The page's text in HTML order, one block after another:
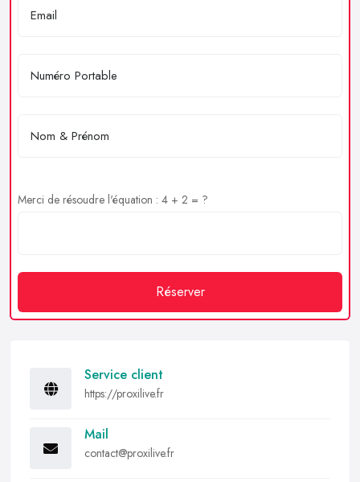
Merci de résoudre l'équation : 4 + 2 = ?
Réserver
Service client
https://proxilive.fr
Mail
contact@proxilive.fr